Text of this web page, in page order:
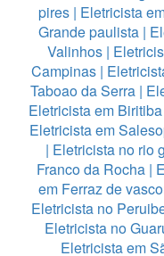
pires | Eletricista
Grande paulista|
Valinhos|
Campinas|
Taboao da Serra|
Eletricista em
Eletricista em
| Eletricista no rio
Franco da Rocha |
em Ferraz de
Eletricista no
Eletricista no
Eletricista em